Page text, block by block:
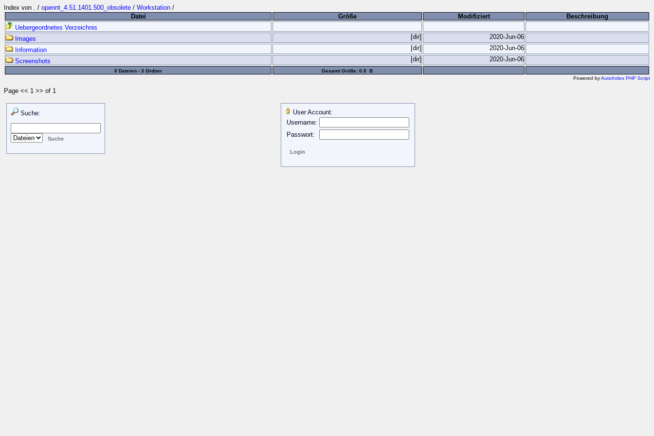
Index von . / opennt_4.51.1401.500_obsolete / Workstation /
Datei
Größe Modifiziert
Beschreibung
Uebergeordnetes Verzeichnis
Images
[dir]
2020-Jun-06
Information
[dir]
2020-Jun-06
Screenshots
[dir] 2020-Jun-06
0 Dateien - 3 Ordner
Gesamt Größe: 0.0 B
Powered byAutoIndex PHP Script
Page << 1 >> of 1
Suche:
User Account:
Username:
Passwort: